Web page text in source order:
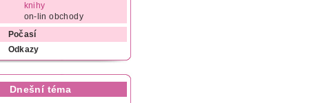
knihy
on-lin obchody
Počasí
Odkazy
Dnešní téma